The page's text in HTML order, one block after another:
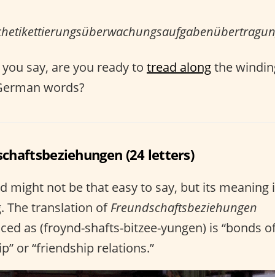
say, are you ready to tread alongthe
words?
(24 letters)
might not be that easy to say, but its meaning
The translation ofFreundschaftsbeziehungen
as (froynd-shafts-bitzee-yungen) is “bonds
or “friendship relations.”